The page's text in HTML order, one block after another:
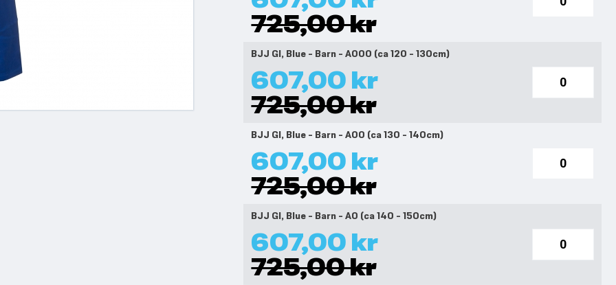
725,00 kr
BJJ GI, Blue - Barn - A000 (ca 120 - 130cm)
607,00 kr
725,00 kr
BJJ GI, Blue - Barn - A00 (ca 130 - 140cm)
607,00 kr
725,00 kr
BJJ GI, Blue - Barn - A0 (ca 140 - 150cm)
607,00 kr
725,00 kr